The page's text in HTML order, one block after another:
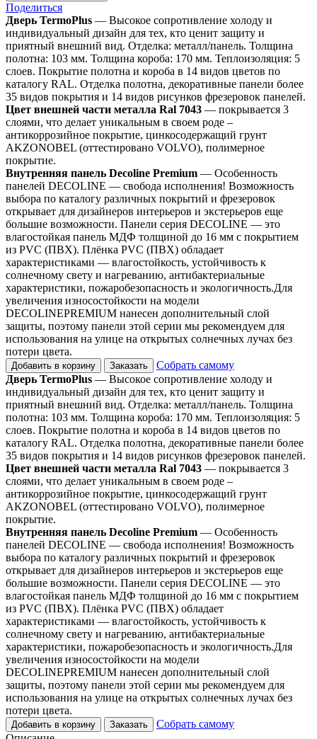
Поделиться
Дверь TermoPlus — Высокое сопротивление холоду и
индивидуальный дизайн для тех, кто ценит защиту и
приятный внешний вид. Отделка: металл/панель. Толщина
полотна: 103 мм. Толщина короба: 170 мм. Теплоизоляция: 5
слоев. Покрытие полотна и короба в 14 видов цветов по
каталогу RAL. Отделка полотна, декоративные панели более
35 видов покрытия и 14 видов рисунков фрезеровок панелей.
Цвет внешней части металла Ral 7043 — покрывается 3
слоями, что делает уникальным в своем роде –
антикоррозийное покрытие, цинкосодержащий грунт
AKZONOBEL (оттестировано VOLVO), полимерное
покрытие.
Внутренняя панель Decoline Premium — Особенность
панелей DECOLINE — свобода исполнения! Возможность
выбора по каталогу различных покрытий и фрезеровок
открывает для дизайнеров интерьеров и экстерьеров еще
большие возможности. Панели серия DECOLINE — это
влагостойкая панель МДФ толщиной до 16 мм с покрытием
из PVC (ПВХ). Плёнка PVC (ПВХ) обладает
характеристиками — влагостойкость, устойчивость к
солнечному свету и нагреванию, антибактериальные
характеристики, пожаробезопасность и экологичность.Для
увеличения износостойкости на модели
DECOLINEPREMIUM нанесен дополнительный слой
защиты, поэтому панели этой серии мы рекомендуем для
использования на улице на открытых солнечных лучах без
потери цвета.
Добавить в корзину Заказать
Собрать самому
Дверь TermoPlus — Высокое сопротивление холоду и
индивидуальный дизайн для тех, кто ценит защиту и
приятный внешний вид. Отделка: металл/панель. Толщина
полотна: 103 мм. Толщина короба: 170 мм. Теплоизоляция: 5
слоев. Покрытие полотна и короба в 14 видов цветов по
каталогу RAL. Отделка полотна, декоративные панели более
35 видов покрытия и 14 видов рисунков фрезеровок панелей.
Цвет внешней части металла Ral 7043 — покрывается 3
слоями, что делает уникальным в своем роде –
антикоррозийное покрытие, цинкосодержащий грунт
AKZONOBEL (оттестировано VOLVO), полимерное
покрытие.
Внутренняя панель Decoline Premium — Особенность
панелей DECOLINE — свобода исполнения! Возможность
выбора по каталогу различных покрытий и фрезеровок
открывает для дизайнеров интерьеров и экстерьеров еще
большие возможности. Панели серия DECOLINE — это
влагостойкая панель МДФ толщиной до 16 мм с покрытием
из PVC (ПВХ). Плёнка PVC (ПВХ) обладает
характеристиками — влагостойкость, устойчивость к
солнечному свету и нагреванию, антибактериальные
характеристики, пожаробезопасность и экологичность.Для
увеличения износостойкости на модели
DECOLINEPREMIUM нанесен дополнительный слой
защиты, поэтому панели этой серии мы рекомендуем для
использования на улице на открытых солнечных лучах без
потери цвета.
Добавить в корзину Заказать
Собрать самому